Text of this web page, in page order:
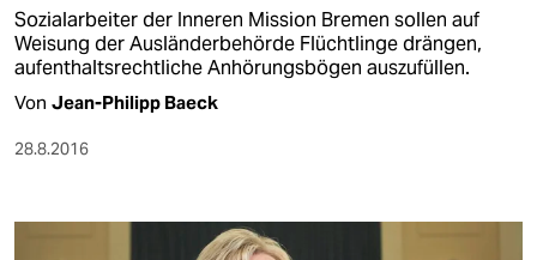
Sozialarbeiter der Inneren Mission Bremen sollen auf
Weisung der Ausländerbehörde Flüchtlinge drängen,
aufenthaltsrechtliche Anhörungsbögen auszufüllen.
Von Jean-Philipp Baeck
28.8.2016